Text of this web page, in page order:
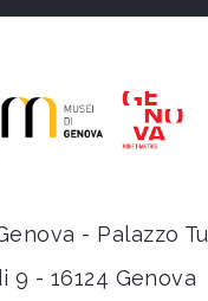
- Palazzo
9 - 16124 Genova